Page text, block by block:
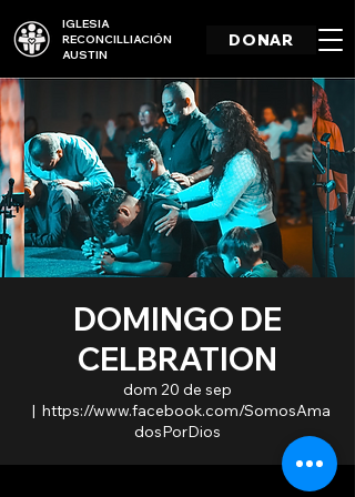
DONAR
IGLESIA
RECONCILLIACIÓN
AUSTIN
DOMINGO DE
CELBRATION
dom 20 de sep
  |
https://www.facebook.com/SomosAma
dosPorDios